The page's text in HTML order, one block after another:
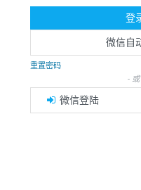
登
微信自
重置密码
- 或
微信登陆